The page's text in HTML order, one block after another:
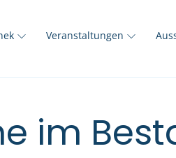
Veranstaltungen
im